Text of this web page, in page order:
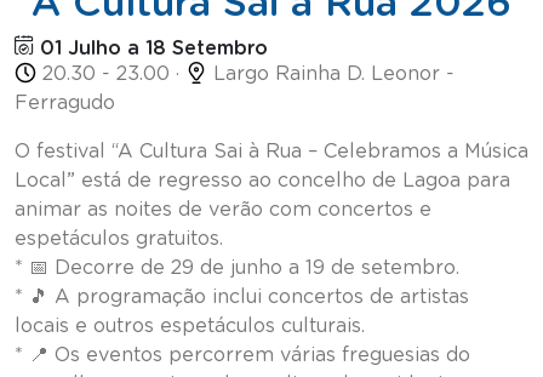
01 Julho a 18 Setembro
20.30 - 23.00 ·
Largo Rainha D. Leonor -
Ferragudo
O festival “A Cultura Sai à Rua – Celebramos a Música
Local” está de regresso ao concelho de Lagoa para
animar as noites de verão com concertos e
espetáculos gratuitos.
* 📅 Decorre de 29 de junho a 19 de setembro.
* 🎵 A programação inclui concertos de artistas
locais e outros espetáculos culturais.
* 📍 Os eventos percorrem várias freguesias do